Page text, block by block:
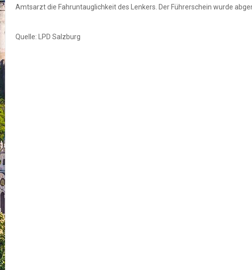
Amtsarzt die Fahruntauglichkeit des Lenkers. Der Führerschein wurde
Quelle: LPD Salzburg